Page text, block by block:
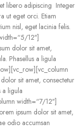
libero adipiscing Integer
ut eget orci. Etiam
nisl, eget lacinia felis.
12″]
dolor sit amet,
Phasellus a ligula
sit amet, consectetur
a ligula
width=“7/12″]
ipsum dolor sit amet,
odio accumsan